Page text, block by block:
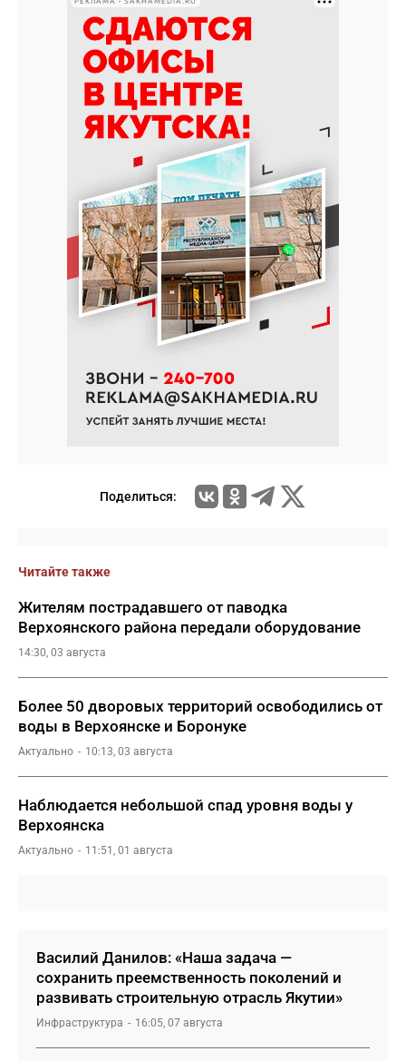
Поделиться:
Читайте также
Жителям пострадавшего от паводка
Верхоянского района передали оборудование
14:30, 03 августа
Более 50 дворовых территорий освободились от
воды в Верхоянске и Боронуке
Актуально 10:13, 03 августа
Наблюдается небольшой спад уровня воды у
Верхоянска
Актуально 11:51, 01 августа
Василий Данилов: «Наша задача —
сохранить преемственность поколений и
развивать строительную отрасль Якутии»
Инфраструктура 16:05, 07 августа